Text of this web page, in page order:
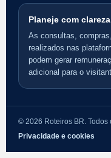
Planeje com clareza
As consultas,
realizados nas
podem gerar
adicional para o
© 2026 Roteiros BR. Todos
Privacidade e cookies